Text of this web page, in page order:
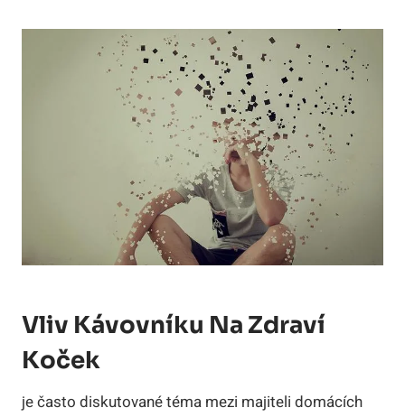
Vliv Kávovníku Na Zdraví
Koček
je často diskutované téma mezi majiteli domácích